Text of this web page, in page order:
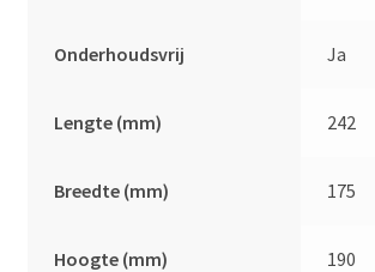
Onderhoudsvrij Ja
Lengte (mm) 242
Breedte (mm) 175
Hoogte (mm) 190